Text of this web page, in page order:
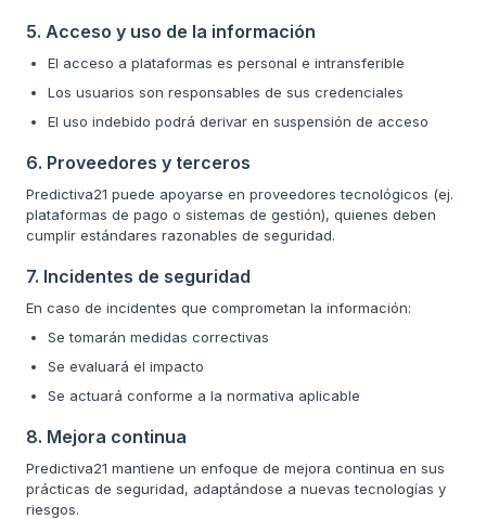
5. Acceso y uso de la información
El acceso a plataformas es personal e intransferible
Los usuarios son responsables de sus credenciales
El uso indebido podrá derivar en suspensión de acceso
6. Proveedores y terceros
Predictiva21 puede apoyarse en proveedores tecnológicos (ej.
plataformas de pago o sistemas de gestión), quienes deben
cumplir estándares razonables de seguridad.
7. Incidentes de seguridad
En caso de incidentes que comprometan la información:
Se tomarán medidas correctivas
Se evaluará el impacto
Se actuará conforme a la normativa aplicable
8. Mejora continua
Predictiva21 mantiene un enfoque de mejora continua en sus
prácticas de seguridad, adaptándose a nuevas tecnologías y
riesgos.